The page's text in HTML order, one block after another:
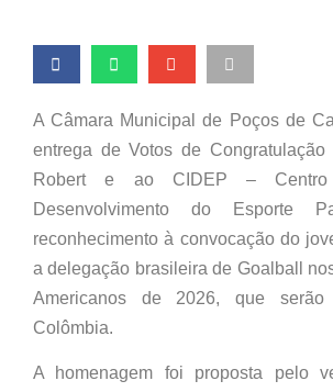
A Câmara Municipal de Poços de
entrega de Votos de
Robert e ao CIDEP – Centro
Desenvolvimento do Esporte
reconhecimento à convocação do
a delegação brasileira de Goalball
Americanos de 2026, que serão
Colômbia.
A homenagem foi proposta pelo